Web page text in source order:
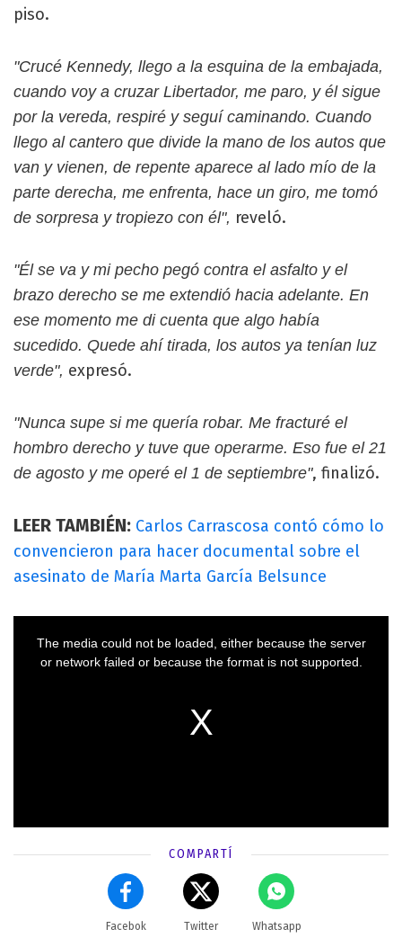
piso.
"Crucé Kennedy, llego a la esquina de la embajada,
cuando voy a cruzar Libertador, me paro, y él sigue
por la vereda, respiré y seguí caminando. Cuando
llego al cantero que divide la mano de los autos que
van y vienen, de repente aparece al lado mío de la
parte derecha, me enfrenta, hace un giro, me tomó
de sorpresa y tropiezo con él", reveló.
"Él se va y mi pecho pegó contra el asfalto y el
brazo derecho se me extendió hacia adelante. En
ese momento me di cuenta que algo había
sucedido. Quede ahí tirada, los autos ya tenían luz
verde", expresó.
"Nunca supe si me quería robar. Me fracturé el
hombro derecho y tuve que operarme. Eso fue el 21
de agosto y me operé el 1 de septiembre", finalizó.
LEER TAMBIÉN: Carlos Carrascosa contó cómo lo
convencieron para hacer documental sobre el
asesinato de María Marta García Belsunce
COMPARTÍ
Facebok Twitter Whatsapp